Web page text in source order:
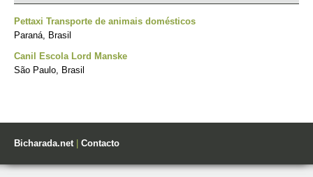
Pettaxi Transporte de animais domésticos
Paraná, Brasil
Canil Escola Lord Manske
São Paulo, Brasil
Bicharada.net| Contacto